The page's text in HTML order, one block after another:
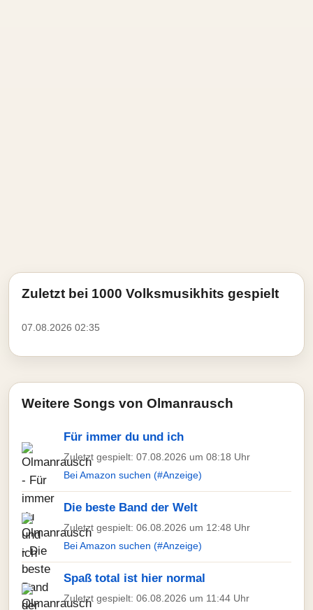
Zuletzt bei 1000 Volksmusikhits gespielt
07.08.2026 02:35
Weitere Songs von Olmanrausch
Für immer du und ich
Zuletzt gespielt: 07.08.2026 um 08:18 Uhr
Bei Amazon suchen (#Anzeige)
Die beste Band der Welt
Zuletzt gespielt: 06.08.2026 um 12:48 Uhr
Bei Amazon suchen (#Anzeige)
Spaß total ist hier normal
Zuletzt gespielt: 06.08.2026 um 11:44 Uhr